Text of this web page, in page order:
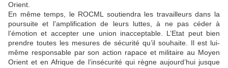
Orient.
En même temps, le ROCML soutiendra les travailleurs dans la
poursuite et l’amplification de leurs luttes, à ne pas céder à
l’émotion et accepter une union inacceptable. L’Etat peut bien
prendre toutes les mesures de sécurité qu’il souhaite. Il est lui-
même responsable par son action rapace et militaire au Moyen
Orient et en Afrique de l’insécurité qui règne aujourd’hui jusque